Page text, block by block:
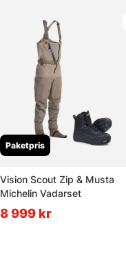
Paketpris
Vision Scout Zip & Musta
Michelin Vadarset
8 999 kr